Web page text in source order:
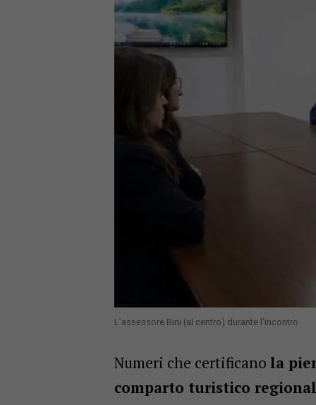
L’assessore Bini (al centro) durante l’incontro
Numeri che certificano la
comparto turistico